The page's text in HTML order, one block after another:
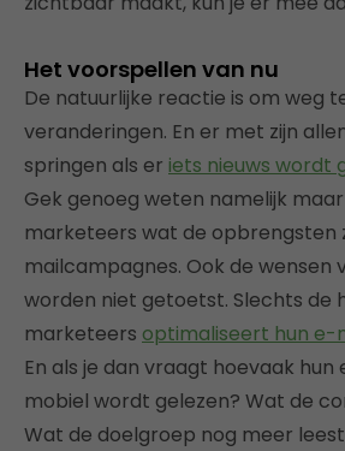
Het voorspellen van nu
De natuurlijke reactie is om weg
veranderingen. En er met zijn
springen als er iets nieuws wordt
Gek genoeg weten namelijk
marketeers wat de opbrengsten
mailcampagnes. Ook de wensen
worden niet getoetst. Slechts de
marketeers optimaliseert hun e-
En als je dan vraagt hoevaak hun
mobiel wordt gelezen? Wat de
Wat de doelgroep nog meer